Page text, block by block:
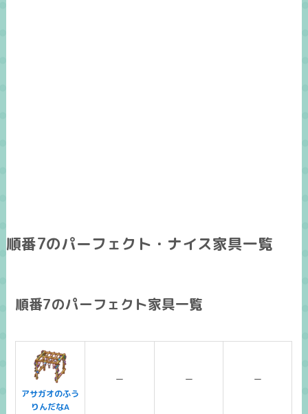
順番7のパーフェクト・ナイス家具一覧
順番7のパーフェクト家具一覧
アサガオのふう
りんだなA
ー ー ー